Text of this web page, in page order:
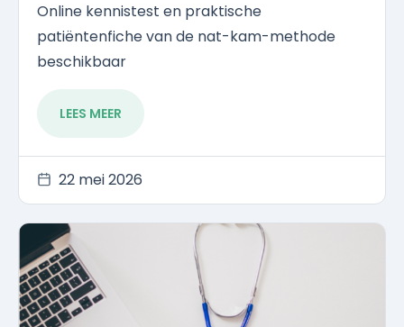
Online kennistest en praktische
patiëntenfiche van de nat-kam-methode
beschikbaar
LEES MEER
22 mei 2026